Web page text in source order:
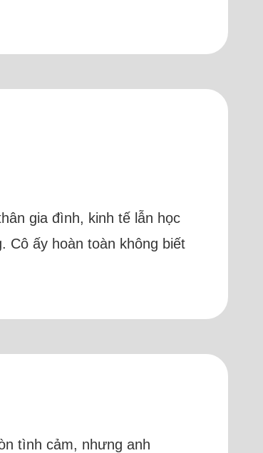
gia đình, kinh tế lẫn học
ấy hoàn toàn không biết
tình cảm, nhưng anh